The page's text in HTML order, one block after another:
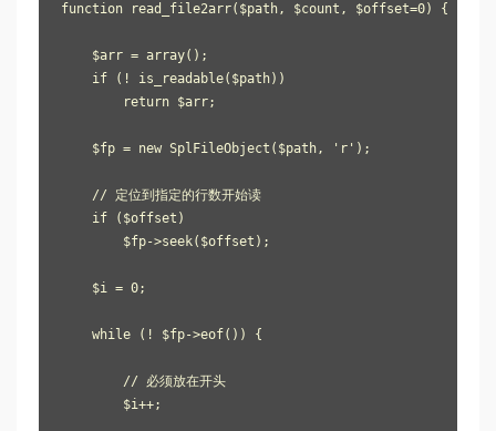
function read_file2arr($path, $count, $offset=0) {
    $arr = array();
    if (! is_readable($path))
        return $arr;
    $fp = new SplFileObject($path, 'r');
    // 定位到指定的行数开始读
    if ($offset)
        $fp->seek($offset);
    $i = 0;
    while (! $fp->eof()) {
        // 必须放在开头
        $i++;